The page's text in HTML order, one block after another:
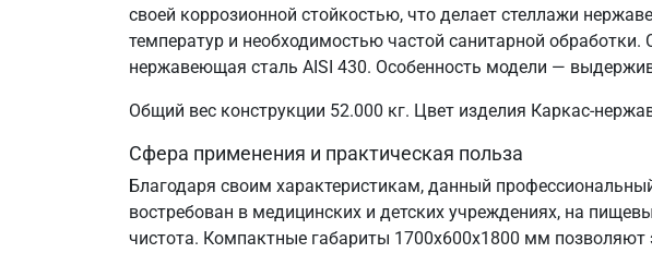
своей коррозионной стойкостью, что делает стеллажи
температур и необходимостью частой санитарной
нержавеющая сталь AISI 430. Особенность модели —
Общий вес конструкции 52.000 кг. Цвет изделия Каркас-
Сфера применения и практическая польза
Благодаря своим характеристикам, данный
востребован в медицинских и детских учреждениях, на
чистота. Компактные габариты 1700х600х1800 мм